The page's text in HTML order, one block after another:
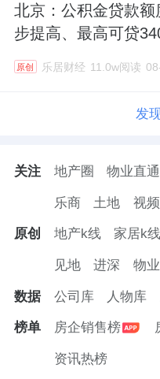
北京：公积金贷款额
步提高、最高可贷
原创 乐居财经 11.0w阅读
发
关注 地产圈 物业直
乐商 土地 视频
原创 地产k线 家居k线
见地 进深 物
数据 公司库 人物库
榜单 房企销售榜
资讯热榜